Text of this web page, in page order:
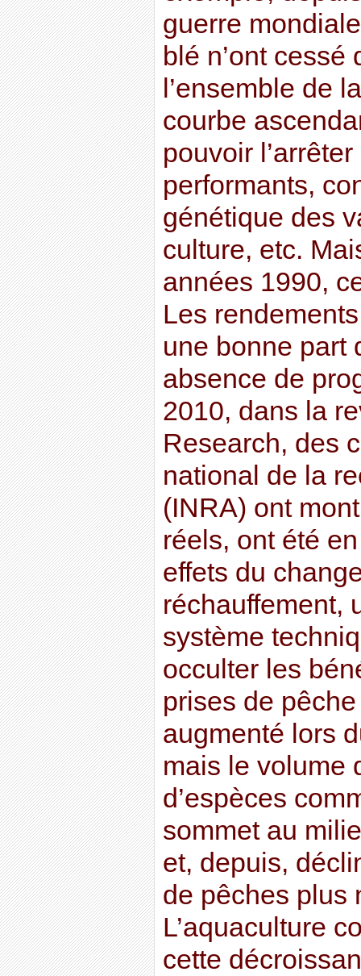
guerre
blé n’ont cessé
l’ensemble de
courbe
pouvoir
performants,
génétique des
culture, etc.
années 1990,
Les
une bonne part
absence de
2010, dans la
Research, des
national de la
(INRA) ont
réels, ont été
effets du
réchauffement,
système
occulter les
prises de
augmenté lors
mais le volume
d’espèces
sommet au
et, depuis,
de pêches plus
L’aquaculture
cette